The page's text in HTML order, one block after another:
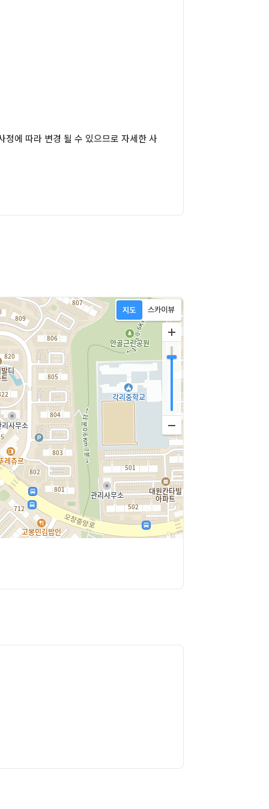
에 따라 변경 될 수 있으므로 자세한 사